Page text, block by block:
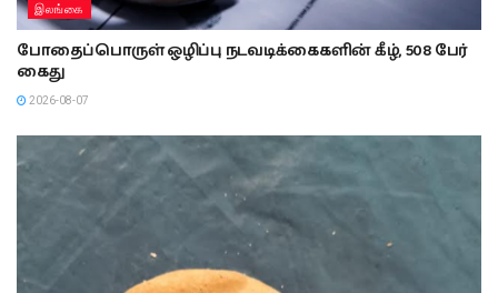
இலங்கை
போதைப்பொருள் ஒழிப்பு நடவடிக்கைகளின் கீழ், 508 பேர்
கைது
2026-08-07